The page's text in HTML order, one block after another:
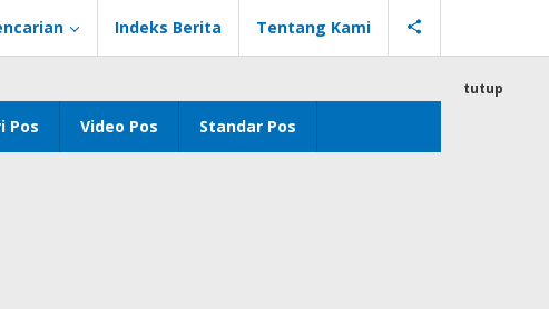
Indeks Berita Tentang Kami
Pos Video Pos Standar Pos
tutup